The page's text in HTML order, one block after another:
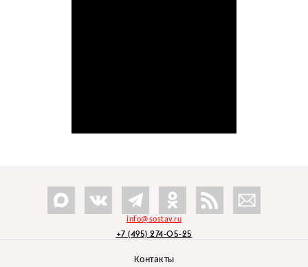
info@sostav.ru
+7 (495) 274-05-25
Контакты